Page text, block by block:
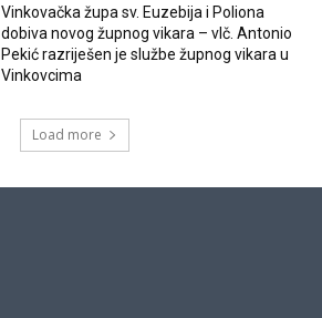
Vinkovačka župa sv. Euzebija i Poliona
dobiva novog župnog vikara – vlč. Antonio
Pekić razriješen je službe župnog vikara u
Vinkovcima
Load more